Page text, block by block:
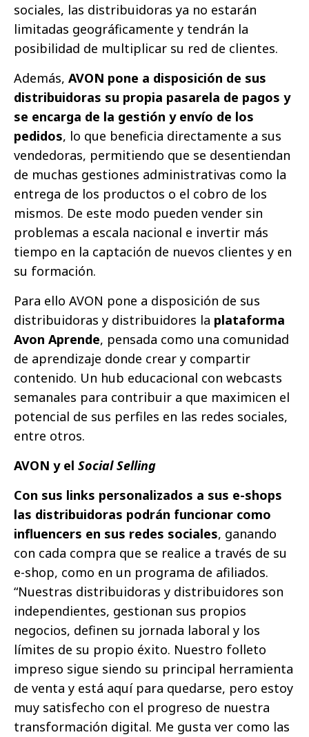
sociales, las distribuidoras ya no estarán
limitadas geográficamente y tendrán la
posibilidad de multiplicar su red de clientes.
Además, AVON pone a disposición de sus
distribuidoras su propia pasarela de pagos y
se encarga de la gestión y envío de los
pedidos, lo que beneficia directamente a sus
vendedoras, permitiendo que se desentiendan
de muchas gestiones administrativas como la
entrega de los productos o el cobro de los
mismos. De este modo pueden vender sin
problemas a escala nacional e invertir más
tiempo en la captación de nuevos clientes y en
su formación.
Para ello AVON pone a disposición de sus
distribuidoras y distribuidores la plataforma
Avon Aprende, pensada como una comunidad
de aprendizaje donde crear y compartir
contenido. Un hub educacional con webcasts
semanales para contribuir a que maximicen el
potencial de sus perfiles en las redes sociales,
entre otros.
AVON y el Social Selling
Con sus links personalizados a sus e-shops
las distribuidoras podrán funcionar como
influencers en sus redes sociales, ganando
con cada compra que se realice a través de su
e-shop, como en un programa de afiliados.
“Nuestras distribuidoras y distribuidores son
independientes, gestionan sus propios
negocios, definen su jornada laboral y los
límites de su propio éxito. Nuestro folleto
impreso sigue siendo su principal herramienta
de venta y está aquí para quedarse, pero estoy
muy satisfecho con el progreso de nuestra
transformación digital. Me gusta ver como las